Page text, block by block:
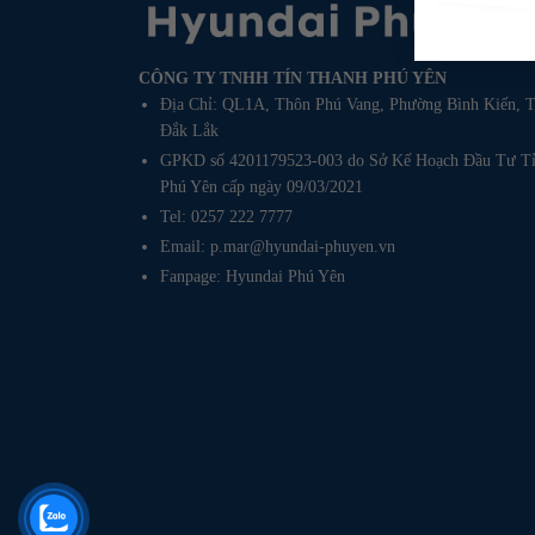
CÔNG TY TNHH TÍN THANH PHÚ YÊN
Địa Chỉ: QL1A, Thôn Phú Vang, Phường Bình Kiến,
Đắk Lắk
GPKD số 4201179523-003 do Sở Kế Hoạch Đầu Tư
Phú Yên cấp ngày 09/03/2021
Tel: 0257 222 7777
Email: p.mar@hyundai-phuyen.vn
Fanpage: Hyundai Phú Yên